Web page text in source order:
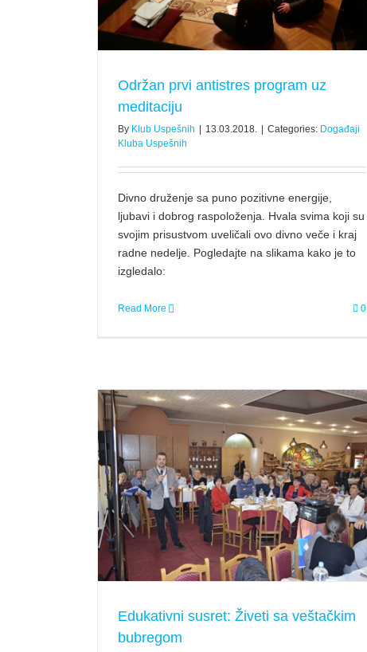
Održan prvi antistres program uz
meditaciju
By Klub Uspešnih 13.03.2018. Categories: Događaji
Kluba Uspešnih
Divno druženje sa puno pozitivne energije,
ljubavi i dobrog raspoloženja. Hvala svima koji su
svojim prisustvom uveličali ovo divno veče i kraj
radne nedelje. Pogledajte na slikama kako je to
izgledalo:
Read More 0
Objave članova
Edukativni susret: Živeti sa veštačkim
bubregom
Kako urediti svoj web sajt
Objave članova Poslovne novosti